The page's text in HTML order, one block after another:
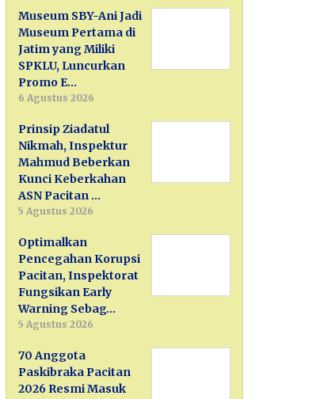
Museum SBY-Ani Jadi
Museum Pertama di
Jatim yang Miliki
SPKLU, Luncurkan
Promo E…
6 Agustus 2026
Prinsip Ziadatul
Nikmah, Inspektur
Mahmud Beberkan
Kunci Keberkahan
ASN Pacitan …
5 Agustus 2026
Optimalkan
Pencegahan Korupsi
Pacitan, Inspektorat
Fungsikan Early
Warning Sebag…
5 Agustus 2026
70 Anggota
Paskibraka Pacitan
2026 Resmi Masuk